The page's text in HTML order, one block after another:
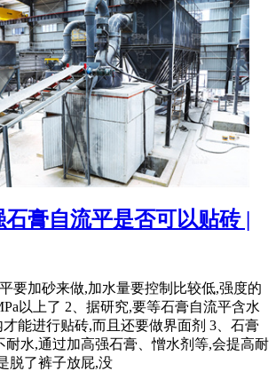
石膏自流平是否可以贴砖 |
要加砂来做,加水量要控制比较低,强度的
以上了 2、据研究,要等石膏自流平含水
才能进行贴砖,而且还要做界面剂 3、石膏
耐水,通过加高强石膏、憎水剂等,会提高耐
脱了裤子放屁,没